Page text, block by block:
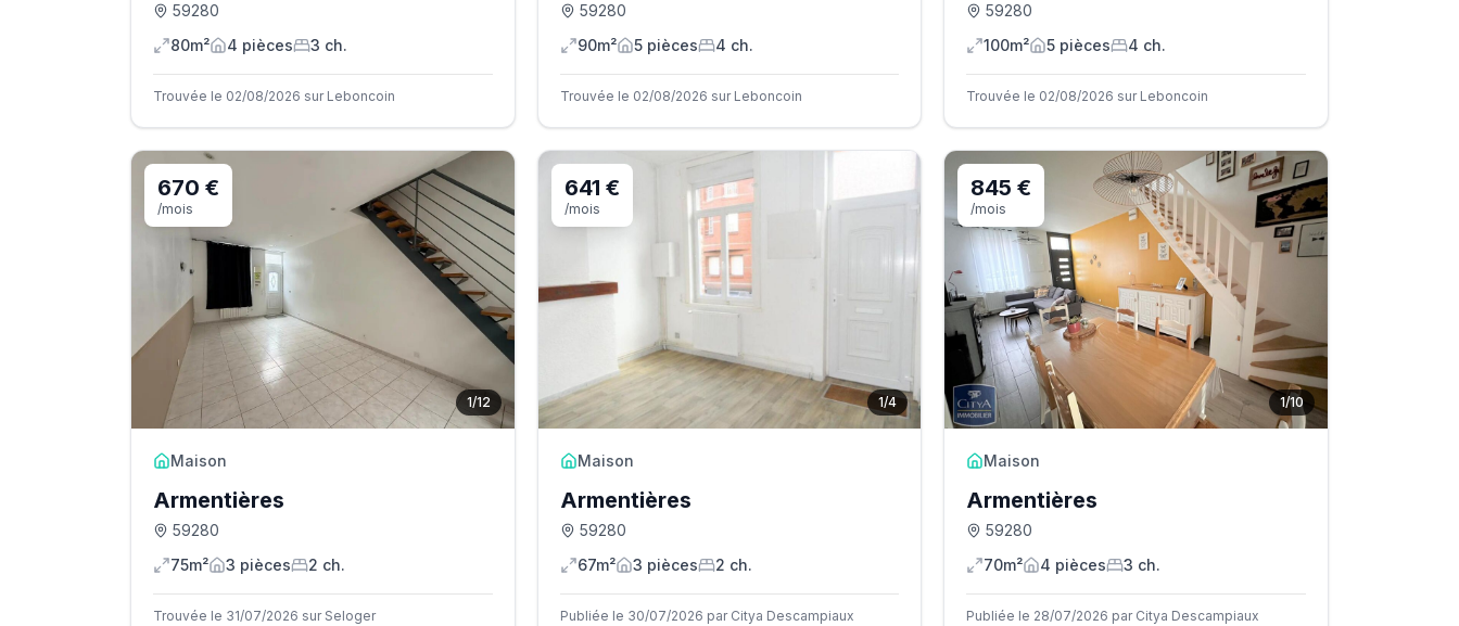
59280
80m²
4 pièces 3 ch.
Trouvée le 02/08/2026 sur Leboncoin
59280
90m²
5pièces 4 ch.
Trouvée le 02/08/2026 sur Leboncoin
59280
100m²
5 pièces 4 ch.
Trouvée le 02/08/2026 sur Leboncoin
1/12
670 €
/mois
Maison
Armentières
59280
75m²
3 pièces 2 ch.
Trouvée le 31/07/2026 sur Seloger
1/4
641 €
/mois
Maison
Armentières
59280
67m²
3 pièces 2 ch.
Publiée le 30/07/2026 par Citya Descampiaux
1/10
845 €
/mois
Maison
Armentières
59280
70m²
4 pièces 3 ch.
Publiée le 28/07/2026 par Citya Descampiaux